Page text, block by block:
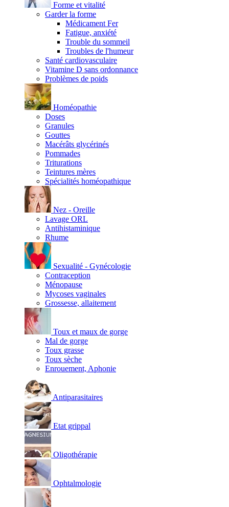
Forme et vitalité
Garder la forme
Médicament Fer
Fatigue, anxiété
Trouble du sommeil
Troubles de l'humeur
Santé cardiovasculaire
Vitamine D sans ordonnance
Problèmes de poids
Homéopathie
Doses
Granules
Gouttes
Macérâts glycérinés
Pommades
Triturations
Teintures mères
Spécialités homéopathique
Nez - Oreille
Lavage ORL
Antihistaminique
Rhume
Sexualité - Gynécologie
Contraception
Ménopause
Mycoses vaginales
Grossesse, allaitement
Toux et maux de gorge
Mal de gorge
Toux grasse
Toux sèche
Enrouement, Aphonie
Antiparasitaires
Etat grippal
Oligothérapie
Ophtalmologie